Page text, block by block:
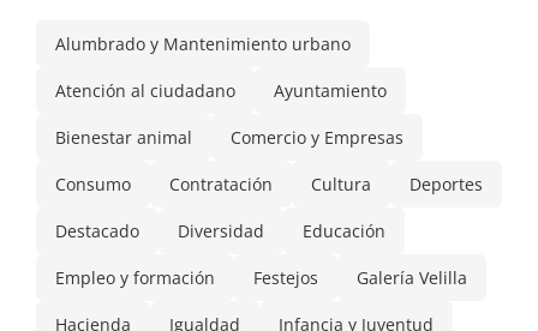
Alumbrado y Mantenimiento urbano
Atención al ciudadano Ayuntamiento
Bienestar animal Comercio y Empresas
Consumo Contratación Cultura Deportes
Destacado Diversidad Educación
Empleo y formación Festejos Galería Velilla
Hacienda Igualdad Infancia y Juventud